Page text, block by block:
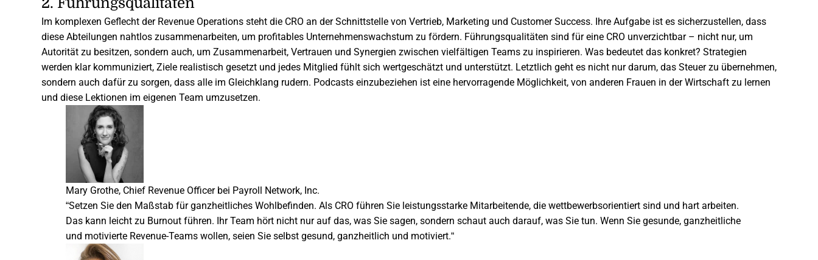
Im komplexen Geflecht der Revenue Operations steht die CRO an der Schnittstelle von Vertrieb, Marketing und Customer Success. Ihre Aufgabe ist es sicherzustellen, dass
diese Abteilungen nahtlos zusammenarbeiten, um profitables Unternehmenswachstum zu fördern. Führungsqualitäten sind für eine CRO unverzichtbar – nicht nur, um
Autorität zu besitzen, sondern auch, um Zusammenarbeit, Vertrauen und Synergien zwischen vielfältigen Teams zu inspirieren. Was bedeutet das konkret? Strategien
werden klar kommuniziert, Ziele realistisch gesetzt und jedes Mitglied fühlt sich wertgeschätzt und unterstützt. Letztlich geht es nicht nur darum, das Steuer zu übernehmen,
sondern auch dafür zu sorgen, dass alle im Gleichklang rudern. Podcasts einzubeziehen ist eine hervorragende Möglichkeit, von anderen Frauen in der Wirtschaft zu lernen
und diese Lektionen im eigenen Team umzusetzen.
Mary Grothe, Chief Revenue Officer bei Payroll Network, Inc.
“Setzen Sie den Maßstab für ganzheitliches Wohlbefinden. Als CRO führen Sie leistungsstarke Mitarbeitende, die wettbewerbsorientiert sind und hart arbeiten.
Das kann leicht zu Burnout führen. Ihr Team hört nicht nur auf das, was Sie sagen, sondern schaut auch darauf, was Sie tun. Wenn Sie gesunde, ganzheitliche
und motivierte Revenue-Teams wollen, seien Sie selbst gesund, ganzheitlich und motiviert.“